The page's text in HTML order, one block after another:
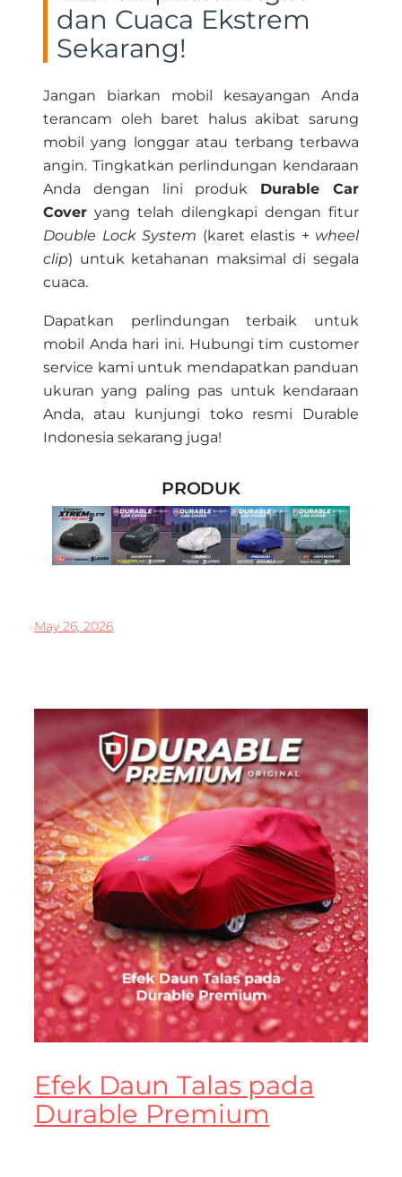
dan Cuaca Ekstrem
Sekarang!
Jangan biarkan mobil kesayangan Anda
terancam oleh baret halus akibat sarung
mobil yang longgar atau terbang terbawa
angin. Tingkatkan perlindungan kendaraan
Anda dengan lini produk Durable Car
Cover yang telah dilengkapi dengan fitur
Double Lock System (karet elastis + wheel
clip) untuk ketahanan maksimal di segala
cuaca.
Dapatkan perlindungan terbaik untuk
mobil Anda hari ini. Hubungi tim customer
service kami untuk mendapatkan panduan
ukuran yang paling pas untuk kendaraan
Anda, atau kunjungi toko resmi Durable
Indonesia sekarang juga!
PRODUK
May 26, 2026
Efek Daun Talas pada
Durable Premium